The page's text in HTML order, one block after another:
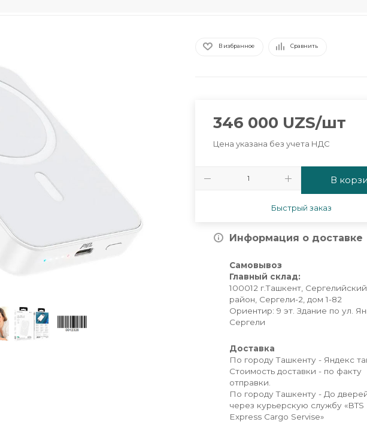
В избранное Сравнить
346 000 UZS/шт
Цена указана без учета НДС
В
Быстрый заказ
Информация о доставке
Самовывоз
Главный склад:
100012 г.Ташкент, Сергелийский
район, Сергели-2, дом 1-82
Ориентир: 9 эт. Здание по ул.
Сергели
Доставка
По городу Ташкенту - Яндекс
Стоимость доставки - по факту
отправки.
По городу Ташкенту - До
через курьерскую службу «BTS
Express Cargo Servise»